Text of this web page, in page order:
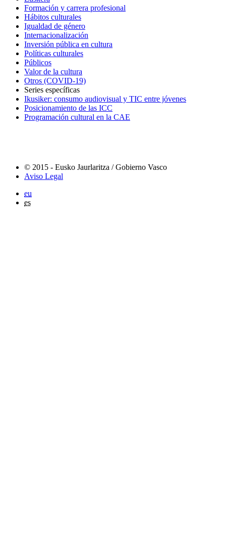
Formación y carrera profesional
Hábitos culturales
Igualdad de género
Internacionalización
Inversión pública en cultura
Políticas culturales
Públicos
Valor de la cultura
Otros (COVID-19)
Series específicas
Ikusiker: consumo audiovisual y TIC entre jóvenes
Posicionamiento de las ICC
Programación cultural en la CAE
© 2015 - Eusko Jaurlaritza / Gobierno Vasco
Aviso Legal
eu
es